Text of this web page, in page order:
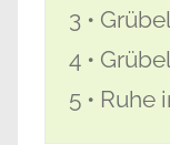
3 •
4 •
5 •